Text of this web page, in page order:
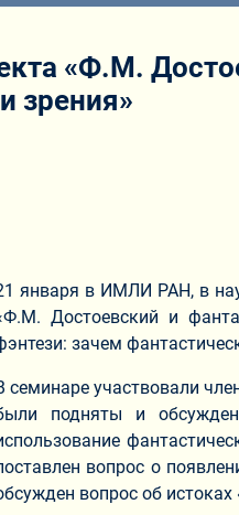
«Ф.М.
зрения»
января в ИМЛИ РАН, в
Достоевский и
зачем
семинаре участвовали
подняты и
вопрос о
вопрос об истоках